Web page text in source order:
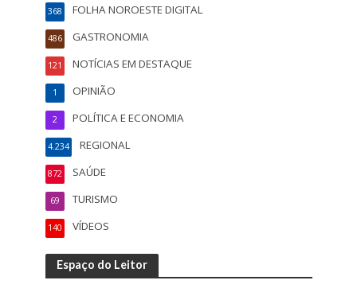
FOLHA NOROESTE DIGITAL
368
GASTRONOMIA
486
NOTÍCIAS EM DESTAQUE
121
OPINIÃO
1
POLÍTICA E ECONOMIA
2
REGIONAL
4.234
SAÚDE
872
TURISMO
69
VÍDEOS
140
Espaço do Leitor